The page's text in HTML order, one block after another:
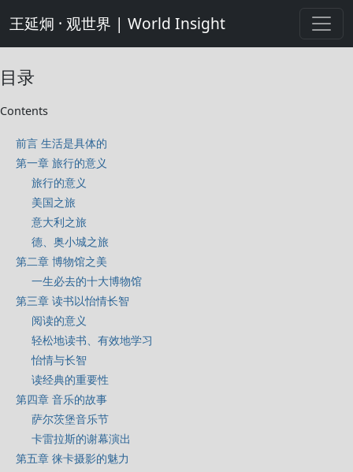
王延炯 · 观世界 | World Insight
目录
Contents
前言 生活是具体的
第一章 旅行的意义
旅行的意义
美国之旅
意大利之旅
德、奥小城之旅
第二章 博物馆之美
一生必去的十大博物馆
第三章 读书以怡情长智
阅读的意义
轻松地读书、有效地学习
怡情与长智
读经典的重要性
第四章 音乐的故事
萨尔茨堡音乐节
卡雷拉斯的谢幕演出
第五章 徕卡摄影的魅力